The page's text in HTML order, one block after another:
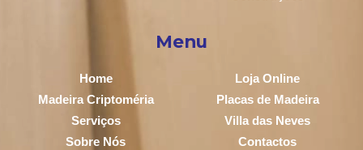
Menu
Home
Loja Online
Madeira Criptoméria
Placas de Madeira
Serviços
Villa das Neves
Sobre Nós
Contactos